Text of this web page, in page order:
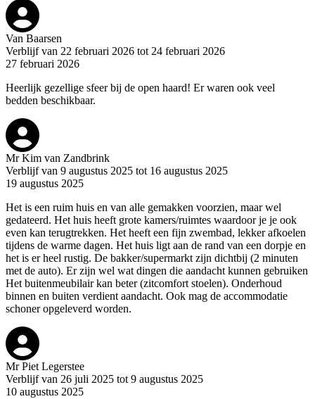
Van Baarsen
Verblijf van 22 februari 2026 tot 24 februari 2026
27 februari 2026
Heerlijk gezellige sfeer bij de open haard! Er waren ook veel
bedden beschikbaar.
Mr Kim van Zandbrink
Verblijf van 9 augustus 2025 tot 16 augustus 2025
19 augustus 2025
Het is een ruim huis en van alle gemakken voorzien, maar wel
gedateerd. Het huis heeft grote kamers/ruimtes waardoor je je ook
even kan terugtrekken. Het heeft een fijn zwembad, lekker afkoelen
tijdens de warme dagen. Het huis ligt aan de rand van een dorpje en
het is er heel rustig. De bakker/supermarkt zijn dichtbij (2 minuten
met de auto). Er zijn wel wat dingen die aandacht kunnen gebruiken
Het buitenmeubilair kan beter (zitcomfort stoelen). Onderhoud
binnen en buiten verdient aandacht. Ook mag de accommodatie
schoner opgeleverd worden.
Mr Piet Legerstee
Verblijf van 26 juli 2025 tot 9 augustus 2025
10 augustus 2025